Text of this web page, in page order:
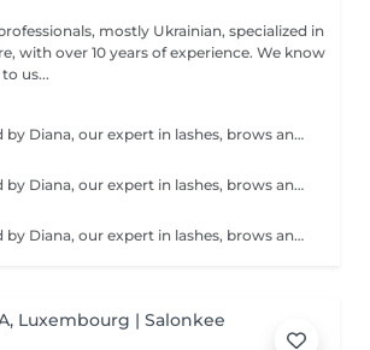
mostly Ukrainian, specialized in
over 10 years of experience. We know
us...
Service performed by Diana, our expert in lashes, brows and hair removal, with over 10 years of experience, ensuring precision and high-quality results.
Service performed by Diana, our expert in lashes, brows and hair removal, with over 10 years of experience, ensuring precision and high-quality results.
Service performed by Diana, our expert in lashes, brows and hair removal, with over 10 years of experience, ensuring precision and high-quality results.